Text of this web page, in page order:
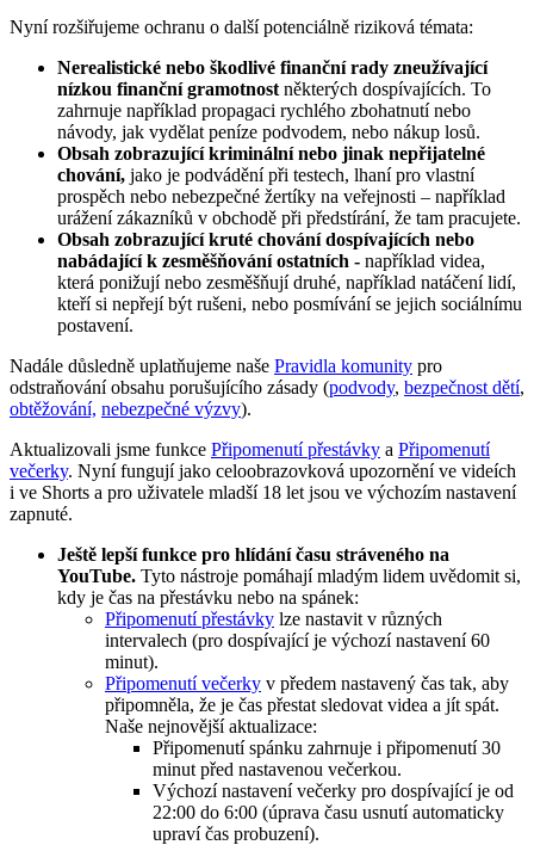
Nyní rozšiřujeme ochranu o další potenciálně riziková témata:
Nerealistické nebo škodlivé finanční rady zneužívající
nízkou finanční gramotnost některých dospívajících. To
zahrnuje například propagaci rychlého zbohatnutí nebo
návody, jak vydělat peníze podvodem, nebo nákup losů.
Obsah zobrazující kriminální nebo jinak nepřijatelné
chování, jako je podvádění při testech, lhaní pro vlastní
prospěch nebo nebezpečné žertíky na veřejnosti – například
urážení zákazníků v obchodě při předstírání, že tam pracujete.
Obsah zobrazující kruté chování dospívajících nebo
nabádající k zesměšňování ostatních - například videa,
která ponižují nebo zesměšňují druhé, například natáčení lidí,
kteří si nepřejí být rušeni, nebo posmívání se jejich sociálnímu
postavení.
Nadále důsledně uplatňujeme naše Pravidla komunity pro
odstraňování obsahu porušujícího zásady (podvody, bezpečnost dětí,
obtěžování, nebezpečné výzvy).
Aktualizovali jsme funkce Připomenutí přestávky a Připomenutí
večerky. Nyní fungují jako celoobrazovková upozornění ve videích
i ve Shorts a pro uživatele mladší 18 let jsou ve výchozím nastavení
zapnuté.
Ještě lepší funkce pro hlídání času stráveného na
YouTube. Tyto nástroje pomáhají mladým lidem uvědomit si,
kdy je čas na přestávku nebo na spánek:
Připomenutí přestávky lze nastavit v různých
intervalech (pro dospívající je výchozí nastavení 60
minut).
Připomenutí večerky v předem nastavený čas tak, aby
připomněla, že je čas přestat sledovat videa a jít spát.
Naše nejnovější aktualizace:
Připomenutí spánku zahrnuje i připomenutí 30
minut před nastavenou večerkou.
Výchozí nastavení večerky pro dospívající je od
22:00 do 6:00 (úprava času usnutí automaticky
upraví čas probuzení).